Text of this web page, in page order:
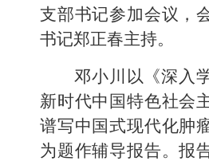
支部书记参加会议 ，
书记郑正春主持。
邓小川 以《深入
新时代中国特色社会
谱写中国式现代化肿
为题作辅导报告。报